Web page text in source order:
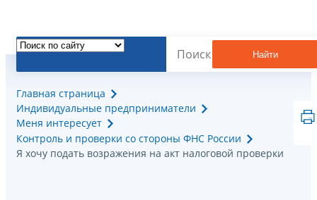
Найти
Главная страница
Индивидуальные предприниматели
Меня интересует
Контроль и проверки со стороны ФНС России
Я хочу подать возражения на акт налоговой проверки